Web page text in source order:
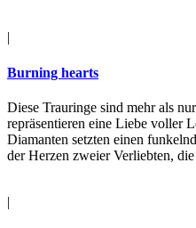
|
Burning hearts
Diese Trauringe sind mehr als
repräsentieren eine Liebe voller
Diamanten setzten einen
der Herzen zweier Verliebten,
|